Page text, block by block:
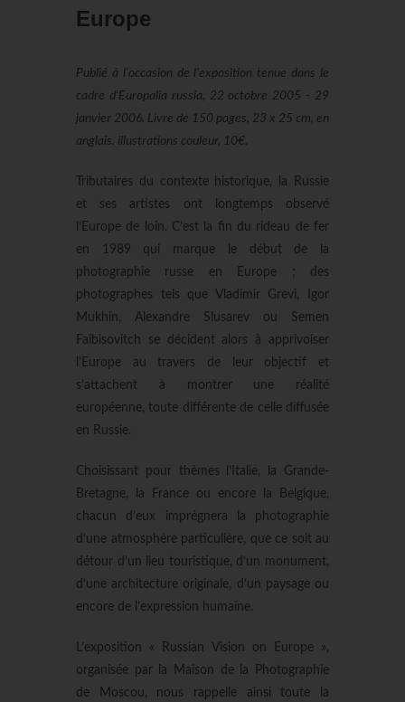
Europe
Publié à l'occasion de l'exposition tenue dans le
cadre d'Europalia russia, 22 octobre 2005 - 29
janvier 2006. Livre de 150 pages, 23 x 25 cm, en
anglais, illustrations couleur, 10€.
Tributaires du contexte historique, la Russie
et ses artistes ont longtemps observé
l’Europe de loin. C’est la fin du rideau de fer
en 1989 qui marque le début de la
photographie russe en Europe ; des
photographes tels que Vladimir Grevi, Igor
Mukhin, Alexandre Slusarev ou Semen
Faibisovitch se décident alors à apprivoiser
l’Europe au travers de leur objectif et
s’attachent à montrer une réalité
européenne, toute différente de celle diffusée
en Russie.
Choisissant pour thèmes l’Italie, la Grande-
Bretagne, la France ou encore la Belgique,
chacun d’eux imprégnera la photographie
d’une atmosphère particulière, que ce soit au
détour d’un lieu touristique, d’un monument,
d’une architecture originale, d’un paysage ou
encore de l’expression humaine.
L’exposition « Russian Vision on Europe »,
organisée par la Maison de la Photographie
de Moscou, nous rappelle ainsi toute la